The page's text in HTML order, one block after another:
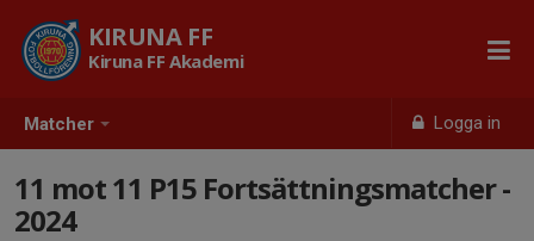
Matcher Logga in
KIRUNA FF
Kiruna FF Akademi
11 mot 11 P15 Fortsättningsmatcher -
2024